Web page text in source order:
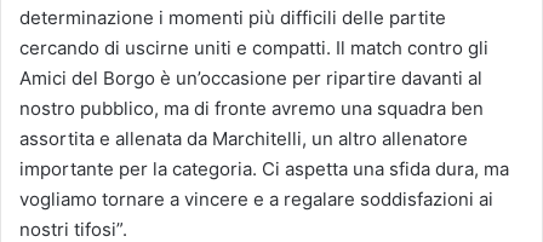
determinazione i momenti più difficili delle partite
cercando di uscirne uniti e compatti. Il match contro gli
Amici del Borgo è un’occasione per ripartire davanti al
nostro pubblico, ma di fronte avremo una squadra ben
assortita e allenata da Marchitelli, un altro allenatore
importante per la categoria. Ci aspetta una sfida dura, ma
vogliamo tornare a vincere e a regalare soddisfazioni ai
nostri tifosi”.